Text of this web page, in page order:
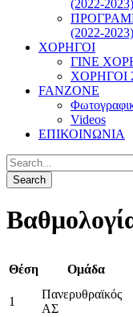
(2022-2023)
(2022-2023)
ΧΟΡΗΓΟΙ
ΓΙΝΕ
ΧΟΡΗΓΟΙ
FANZONE
Videos
ΕΠΙΚΟΙΝΩΝΙΑ
Θέση Ομάδα
1
Πανερυθραϊκός
ΑΣ